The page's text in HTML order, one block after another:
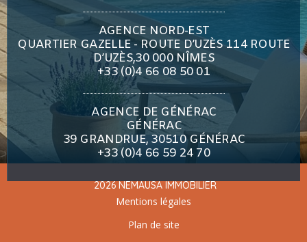
AGENCE NORD-EST
QUARTIER GAZELLE - ROUTE D’UZÈS 114 ROUTE
D’UZÈS,30 000 NÎMES
+33 (0)4 66 08 50 01
AGENCE DE GÉNÉRAC
GÉNÉRAC
39 GRANDRUE, 30510 GÉNÉRAC
+33 (0)4 66 59 24 70
2026 NEMAUSA IMMOBILIER
Mentions légales
Plan de site